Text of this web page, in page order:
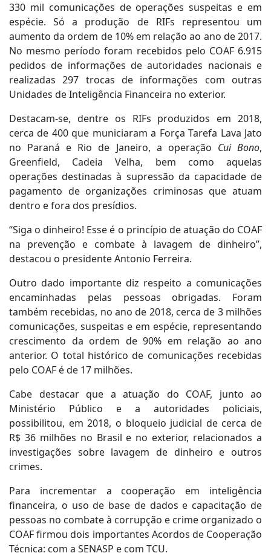
330 mil comunicações de operações suspeitas e em
espécie. Só a produção de RIFs representou um
aumento da ordem de 10% em relação ao ano de 2017.
No mesmo período foram recebidos pelo COAF 6.915
pedidos de informações de autoridades nacionais e
realizadas 297 trocas de informações com outras
Unidades de Inteligência Financeira no exterior.
Destacam-se, dentre os RIFs produzidos em 2018,
cerca de 400 que municiaram a Força Tarefa Lava Jato
no Paraná e Rio de Janeiro, a operação Cui Bono,
Greenfield, Cadeia Velha, bem como aquelas
operações destinadas à supressão da capacidade de
pagamento de organizações criminosas que atuam
dentro e fora dos presídios.
“Siga o dinheiro! Esse é o princípio de atuação do COAF
na prevenção e combate à lavagem de dinheiro”,
destacou o presidente Antonio Ferreira.
Outro dado importante diz respeito a comunicações
encaminhadas pelas pessoas obrigadas. Foram
também recebidas, no ano de 2018, cerca de 3 milhões
comunicações, suspeitas e em espécie, representando
crescimento da ordem de 90% em relação ao ano
anterior. O total histórico de comunicações recebidas
pelo COAF é de 17 milhões.
Cabe destacar que a atuação do COAF, junto ao
Ministério Público e a autoridades policiais,
possibilitou, em 2018, o bloqueio judicial de cerca de
R$ 36 milhões no Brasil e no exterior, relacionados a
investigações sobre lavagem de dinheiro e outros
crimes.
Para incrementar a cooperação em inteligência
financeira, o uso de base de dados e capacitação de
pessoas no combate à corrupção e crime organizado o
COAF firmou dois importantes Acordos de Cooperação
Técnica: com a SENASP e com TCU.